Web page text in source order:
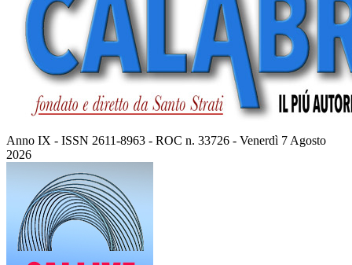
Anno IX - ISSN 2611-8963 - ROC n. 33726 - Venerdì 7 Agosto
2026